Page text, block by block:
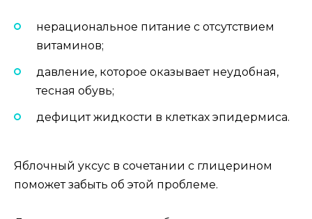
нерациональное питание с отсутствием
витаминов;
давление, которое оказывает неудобная,
тесная обувь;
дефицит жидкости в клетках эпидермиса.
Яблочный уксус в сочетании с глицерином
поможет забыть об этой проблеме.